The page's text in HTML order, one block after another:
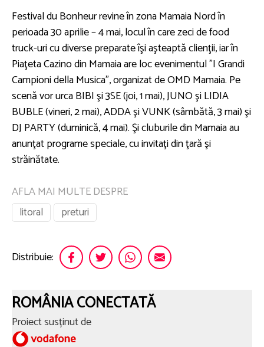
Festival du Bonheur revine în zona Mamaia Nord în
perioada 30 aprilie – 4 mai, locul în care zeci de food
truck-uri cu diverse preparate îşi aşteaptă clienţii, iar în
Piaţeta Cazino din Mamaia are loc evenimentul ”I Grandi
Campioni della Musica”, organizat de OMD Mamaia. Pe
scenă vor urca BIBI şi 3SE (joi, 1 mai), JUNO şi LIDIA
BUBLE (vineri, 2 mai), ADDA şi VUNK (sâmbătă, 3 mai) şi
DJ PARTY (duminică, 4 mai). Şi cluburile din Mamaia au
anunţat programe speciale, cu invitaţi din ţară şi
străinătate.
AFLA MAI MULTE DESPRE
litoral
preturi
Distribuie:
ROMÂNIA CONECTATĂ
Proiect susținut de